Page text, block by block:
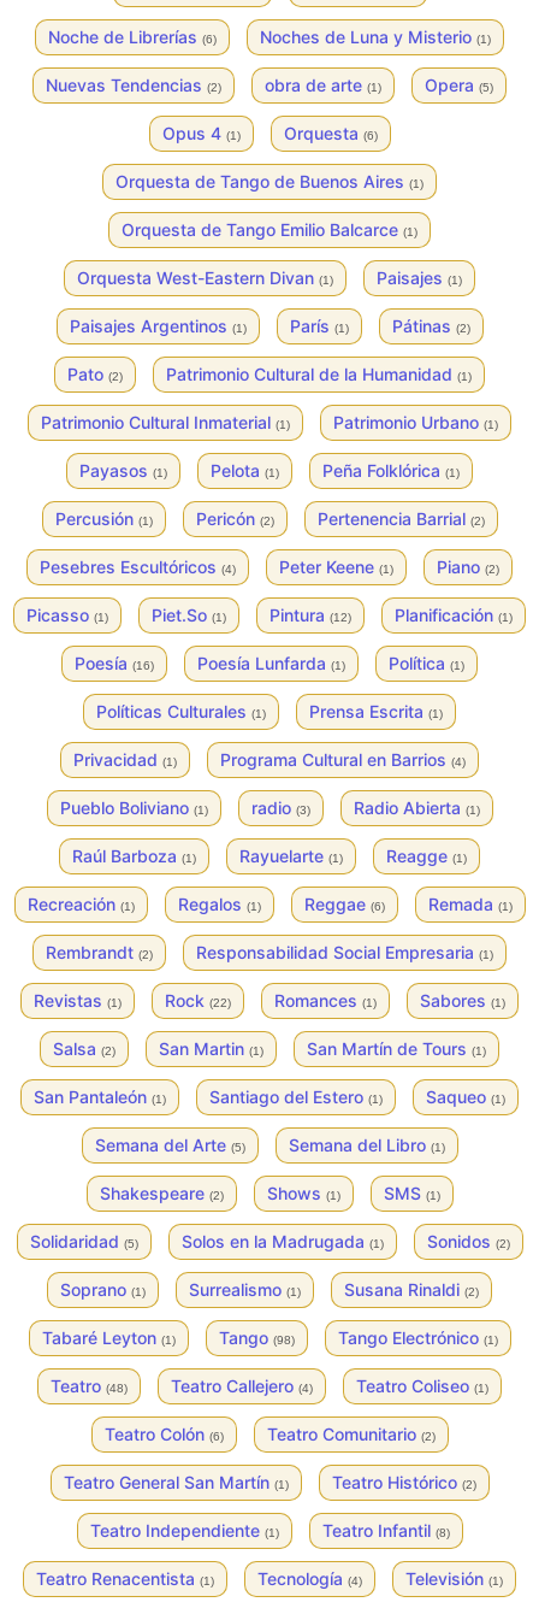
Noche de Librerías (6) Noches de Luna y Misterio (1)
Nuevas Tendencias (2) obra de arte (1) Opera (5)
Opus 4 (1) Orquesta (6)
Orquesta de Tango de Buenos Aires (1)
Orquesta de Tango Emilio Balcarce (1)
Orquesta West-Eastern Divan (1) Paisajes (1)
Paisajes Argentinos (1) París (1) Pátinas (2)
Pato (2) Patrimonio Cultural de la Humanidad (1)
Patrimonio Cultural Inmaterial (1) Patrimonio Urbano (1)
Payasos (1) Pelota (1) Peña Folklórica (1)
Percusión (1) Pericón (2) Pertenencia Barrial (2)
Pesebres Escultóricos (4) Peter Keene (1) Piano (2)
Picasso (1) Piet.So (1) Pintura (12) Planificación (1)
Poesía (16) Poesía Lunfarda (1) Política (1)
Políticas Culturales (1) Prensa Escrita (1)
Privacidad (1) Programa Cultural en Barrios (4)
Pueblo Boliviano (1) radio (3) Radio Abierta (1)
Raúl Barboza (1) Rayuelarte (1) Reagge (1)
Recreación (1) Regalos (1) Reggae (6) Remada (1)
Rembrandt (2) Responsabilidad Social Empresaria (1)
Revistas (1) Rock (22) Romances (1) Sabores (1)
Salsa (2) San Martin (1) San Martín de Tours (1)
San Pantaleón (1) Santiago del Estero (1) Saqueo (1)
Semana del Arte (5) Semana del Libro (1)
Shakespeare (2) Shows (1) SMS (1)
Solidaridad (5) Solos en la Madrugada (1) Sonidos (2)
Soprano (1) Surrealismo (1) Susana Rinaldi (2)
Tabaré Leyton (1) Tango (98) Tango Electrónico (1)
Teatro (48) Teatro Callejero (4) Teatro Coliseo (1)
Teatro Colón (6) Teatro Comunitario (2)
Teatro General San Martín (1) Teatro Histórico (2)
Teatro Independiente (1) Teatro Infantil (8)
Teatro Renacentista (1) Tecnología (4) Televisión (1)